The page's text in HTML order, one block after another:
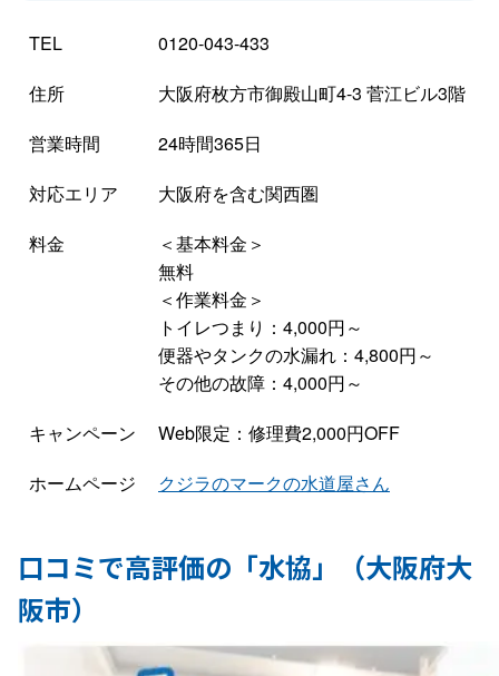
TEL
0120-043-433
住所
大阪府枚方市御殿山町4-3 菅江ビル3階
営業時間
24時間365日
対応エリア
大阪府を含む関西圏
料金
＜基本料金＞
無料
＜作業料金＞
トイレつまり：4,000円～
便器やタンクの水漏れ：4,800円～
その他の故障：4,000円～
キャンペーン
Web限定：修理費2,000円OFF
ホームページ
クジラのマークの水道屋さん
口コミで高評価の「水協」（大阪府大
阪市）